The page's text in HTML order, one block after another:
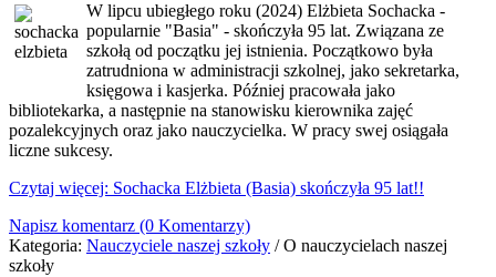
W lipcu ubiegłego roku (2024) Elżbieta Sochacka -
popularnie "Basia" - skończyła 95 lat. Związana ze
szkołą od początku jej istnienia. Początkowo była
zatrudniona w administracji szkolnej, jako sekretarka,
księgowa i kasjerka. Później pracowała jako
bibliotekarka, a następnie na stanowisku kierownika zajęć
pozalekcyjnych oraz jako nauczycielka. W pracy swej osiągała
liczne sukcesy.
Czytaj więcej: Sochacka Elżbieta (Basia) skończyła 95 lat!!
Napisz komentarz (0 Komentarzy)
Kategoria: Nauczyciele naszej szkoły /O nauczycielach naszej
szkoły